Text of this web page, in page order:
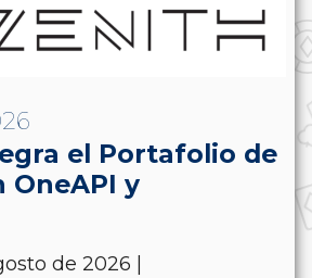
el Portafolio de
OneAPI y
de 2026 |